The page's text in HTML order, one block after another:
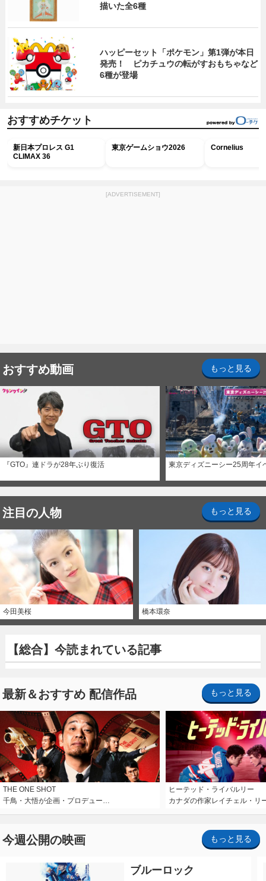
描いた全6種
ハッピーセット「ポケモン」第1弾が本日
発売！ ピカチュウの転がすおもちゃなど
6種が登場
おすすめチケット
新日本プロレス G1
CLIMAX 36
東京ゲームショウ2026 Cornelius
[ADVERTISEMENT]
おすすめ動画 もっと見る
『GTO』連ドラが28年ぶり復活 東京ディズニーシー25周年イ
注目の人物 もっと見る
今田美桜 橋本環奈
【総合】今読まれている記事
最新＆おすすめ 配信作品 もっと見る
THE ONE SHOT
千鳥・大悟が企画・プロデュー…
ヒーテッド・ライバルリー
カナダの作家レイチェル・リ
今週公開の映画 もっと見る
ブルーロック